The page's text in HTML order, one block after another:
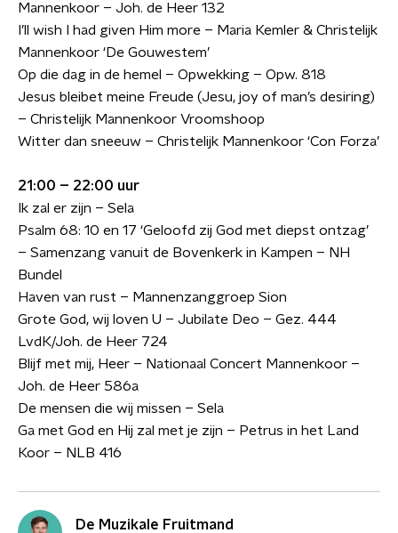
Mannenkoor – Joh. de Heer 132
I’ll wish I had given Him more – Maria Kemler & Christelijk
Mannenkoor ‘De Gouwestem’
Op die dag in de hemel – Opwekking – Opw. 818
Jesus bleibet meine Freude (Jesu, joy of man’s desiring)
– Christelijk Mannenkoor Vroomshoop
Witter dan sneeuw – Christelijk Mannenkoor ‘Con Forza’
21:00 – 22:00 uur
Ik zal er zijn – Sela
Psalm 68: 10 en 17 ‘Geloofd zij God met diepst ontzag’
– Samenzang vanuit de Bovenkerk in Kampen – NH
Bundel
Haven van rust – Mannenzanggroep Sion
Grote God, wij loven U – Jubilate Deo – Gez. 444
LvdK/Joh. de Heer 724
Blijf met mij, Heer – Nationaal Concert Mannenkoor –
Joh. de Heer 586a
De mensen die wij missen – Sela
Ga met God en Hij zal met je zijn – Petrus in het Land
Koor – NLB 416
De Muzikale Fruitmand